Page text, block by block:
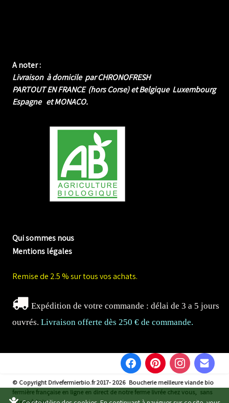
A noter :
Livraison à domicile par CHRONOFRESH
PARTOUT EN FRANCE (hors Corse) et Belgique Luxembourg
Espagne et MONACO.
Qui sommes nous
Mentions légales
Remise de 2.5 % sur tous vos achats.
Expédition de votre commande : délai de 3 a 5 jours
ouvrés. Livraison offerte dès 250 € de commande.
© Copyright Drivefermierbio.fr 2017- 2026 Boucherie meilleure viande bio
fermière française en ligne en direct de notre ferme livrée chez vous, sans